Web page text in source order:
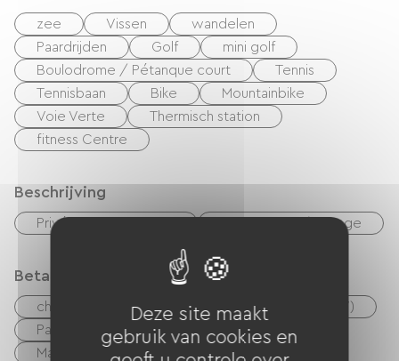
zee Vissen
wandelen
Paardrijden
Golf
mini golf
Boulodrome / Pétanque court
Tennis
Tennisbaan
Bike
Mountainbike
Voie Verte
Thermisch station
fitness Centre
Beschrijving
Privé, omheind terrein Woonkamer / Lounge
Betaalmethoden
checks Geld
Vakantiebonnen (ANCV)
Paypal
overdracht
Mandat International
Deze site maakt
gebruik van cookies en